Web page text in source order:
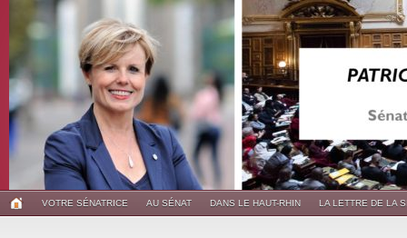
VOTRE SÉNATRICE AU SÉNAT DANS LE HAUT-RHIN LA LETTRE DE LA